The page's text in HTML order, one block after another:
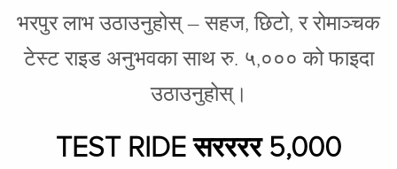
भरपुर लाभ उठाउनुहोस् – सहज, छिटो, र रोमाञ्चक
टेस्ट राइड अनुभवका साथ रु. ५,००० को फाइदा
उठाउनुहोस्।
TEST RIDE सरररर 5,000